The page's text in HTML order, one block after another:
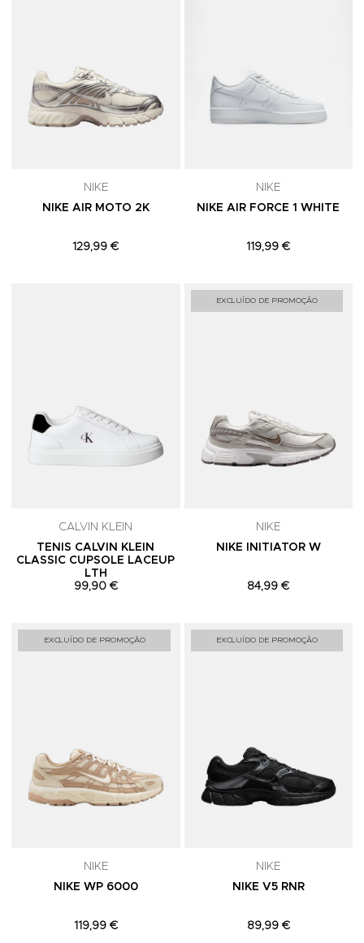
NIKE
NIKE AIR MOTO 2K
129,99 €
NIKE
NIKE AIR FORCE 1 WHITE
119,99 €
Adicionar aos Favoritos
CALVIN KLEIN
TENIS CALVIN KLEIN
CLASSIC CUPSOLE LACEUP
LTH
99,90 €
EXCLUÍDO DE PROMOÇÃO
NIKE
NIKE INITIATOR W
84,99 €
EXCLUÍDO DE PROMOÇÃO Adicionar aos Favoritos
NIKE
NIKE WP 6000
119,99 €
EXCLUÍDO DE PROMOÇÃO
NIKE
NIKE V5 RNR
89,99 €